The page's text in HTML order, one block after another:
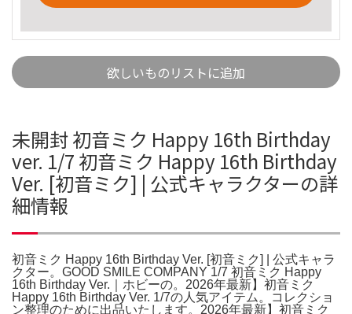
欲しいものリストに追加
未開封 初音ミク Happy 16th Birthday
ver. 1/7 初音ミク Happy 16th Birthday
Ver. [初音ミク] | 公式キャラクターの詳
細情報
初音ミク Happy 16th Birthday Ver. [初音ミク] | 公式キャラ
クター。GOOD SMILE COMPANY 1/7 初音ミク Happy
16th Birthday Ver.｜ホビーの。2026年最新】初音ミク
Happy 16th Birthday Ver. 1/7の人気アイテム。コレクショ
ン整理のために出品いたします。2026年最新】初音ミク